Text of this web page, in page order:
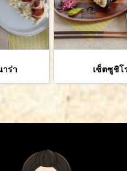
าร่า เซ็ตซูชิโ